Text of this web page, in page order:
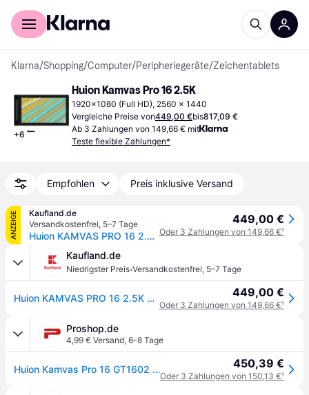
Für Shopper
Klarna/Shopping/Computer/Peripheriegeräte/Zeichentablets
+6
Huion Kamvas Pro 16 2.5K
1920x1080 (Full HD), 2560 x 1440
Vergleiche Preise von449,00 €bis817,09 €
Ab 3 Zahlungen von 149,66 € mit
Teste flexible Zahlungen*
Empfohlen Preis inklusive Versand
ANZEIGE
Kaufland.de
Versandkostenfrei, 5–7 Tage
Huion KAMVAS PRO 16 2.5K GRAFIKTABLETT (Pro 16 2.5K)
449,00 €
Oder 3 Zahlungen von 149,66 €¹
Kaufland.de
Niedrigster Preis·Versandkostenfrei, 5–7 Tage
Huion KAMVAS PRO 16 2.5K GRAFIKTABLETT (Pro 16 2.5K) 449,00 €
Oder 3 Zahlungen von 149,66 €¹
Proshop.de
4,99 € Versand, 6–8 Tage
Huion Kamvas Pro 16 GT1602 Graphics Tablet 2.5K 450,39 €
Oder 3 Zahlungen von 150,13 €¹